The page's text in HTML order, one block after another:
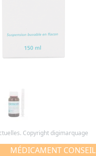
Copyright digimarquage
MÉDICAMENT CONSEIL